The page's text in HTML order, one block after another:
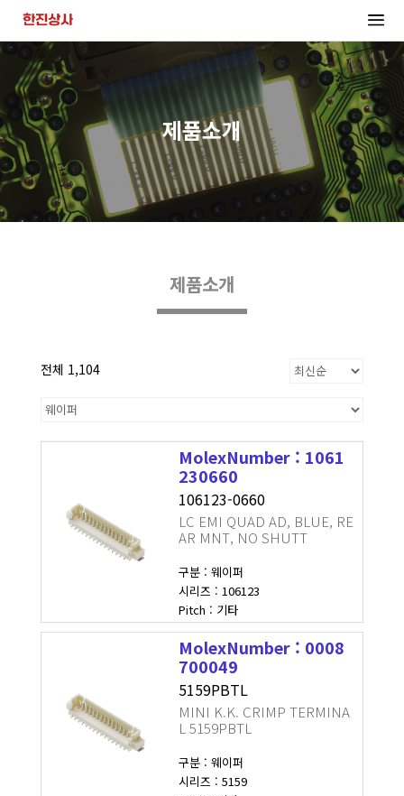
제품소개
제품소개
전체 1,104
MolexNumber : 1061
230660
106123-0660
LC EMI QUAD AD, BLUE, RE
AR MNT, NO SHUTT
구분 : 웨이퍼
시리즈 : 106123
Pitch : 기타
MolexNumber : 0008
700049
5159PBTL
MINI K.K. CRIMP TERMINA
L 5159PBTL
구분 : 웨이퍼
시리즈 : 5159